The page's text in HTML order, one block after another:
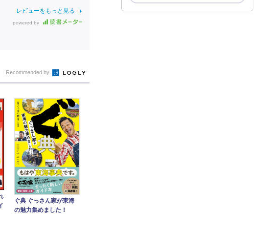
レビューをもっと見る
powered by
Recommended by
ぐ典 ぐっさん家が東海
の魅力集めました！